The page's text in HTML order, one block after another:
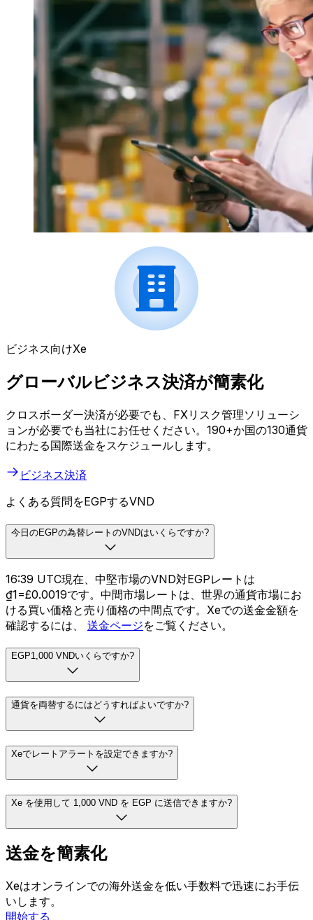
ビジネス向けXe
グローバルビジネス決済が簡素化
クロスボーダー決済が必要でも、FXリスク管理ソリューシ
ョンが必要でも当社にお任せください。190+か国の130通貨
にわたる国際送金をスケジュールします。
ビジネス決済
よくある質問をEGPするVND
今日のEGPの為替レートのVNDはいくらですか?
16:39 UTC現在、中堅市場のVND対EGPレートは
₫1=£0.0019です。中間市場レートは、世界の通貨市場にお
ける買い価格と売り価格の中間点です。Xeでの送金金額を
確認するには、 送金ページをご覧ください。
EGP1,000 VNDいくらですか?
通貨を両替するにはどうすればよいですか?
Xeでレートアラートを設定できますか?
Xe を使用して 1,000 VND を EGP に送信できますか?
送金を簡素化
Xeはオンラインでの海外送金を低い手数料で迅速にお手伝
いします。
開始する